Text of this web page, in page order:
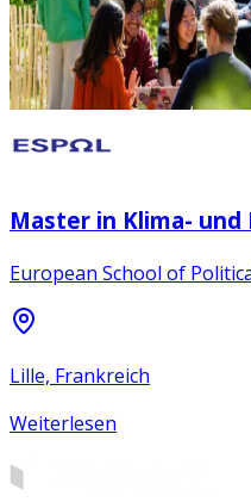
Master in Klima-
European School of
Lille, Frankreich
Weiterlesen